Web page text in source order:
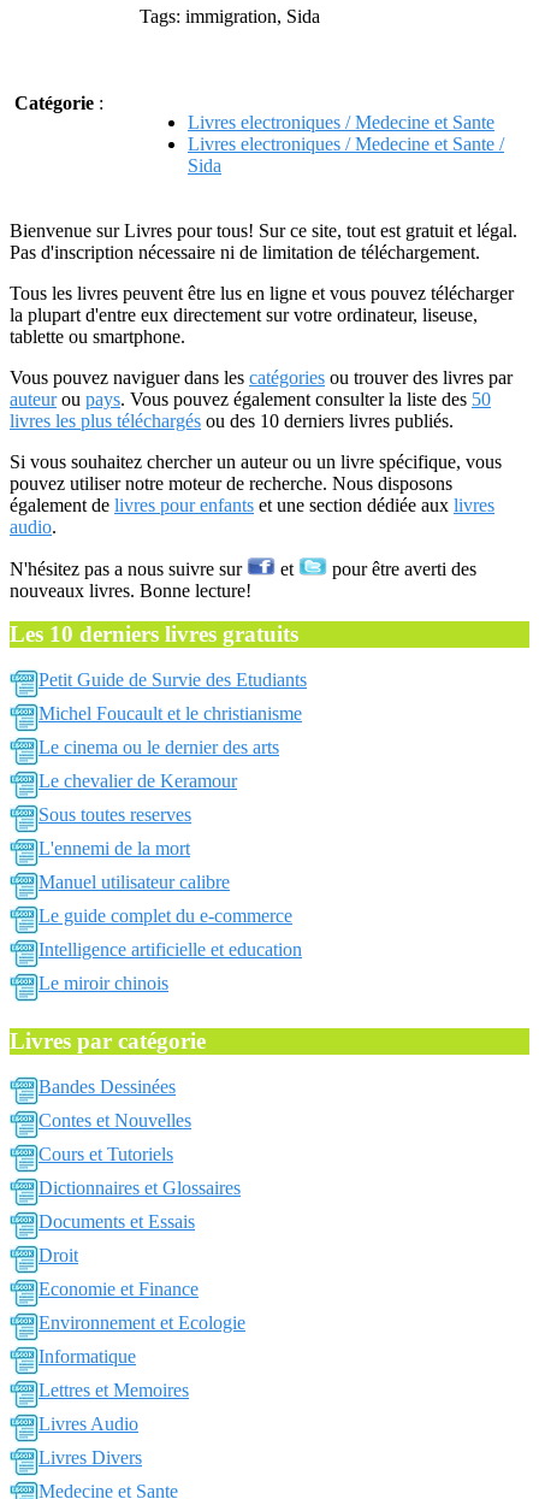
Tags: immigration, Sida
Catégorie :
Livres electroniques / Medecine et Sante
Livres electroniques / Medecine et Sante /
Sida
Bienvenue sur Livres pour tous! Sur ce site, tout est gratuit et légal.
Pas d'inscription nécessaire ni de limitation de téléchargement.
Tous les livres peuvent être lus en ligne et vous pouvez télécharger
la plupart d'entre eux directement sur votre ordinateur, liseuse,
tablette ou smartphone.
Vous pouvez naviguer dans les catégories ou trouver des livres par
auteurou pays. Vous pouvez également consulter la liste des 50
livres les plus téléchargés ou des 10 derniers livres publiés.
Si vous souhaitez chercher un auteur ou un livre spécifique, vous
pouvez utiliser notre moteur de recherche. Nous disposons
également de livres pour enfants et une section dédiée aux livres
audio.
N'hésitez pas a nous suivre sur et
pour être averti des
nouveaux livres. Bonne lecture!
Les 10 derniers livres gratuits
Petit Guide de Survie des Etudiants
Michel Foucault et le christianisme
Le cinema ou le dernier des arts
Le chevalier de Keramour
Sous toutes reserves
L'ennemi de la mort
Manuel utilisateur calibre
Le guide complet du e-commerce
Intelligence artificielle et education
Le miroir chinois
Livres par catégorie
Bandes Dessinées
Contes et Nouvelles
Cours et Tutoriels
Dictionnaires et Glossaires
Documents et Essais
Droit
Economie et Finance
Environnement et Ecologie
Informatique
Lettres et Memoires
Livres Audio
Livres Divers
Medecine et Sante